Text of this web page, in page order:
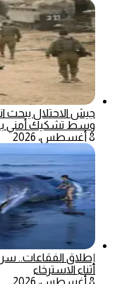
جيش الاحتلال يبحث
وسط تشكيك أمني
8 أغسطس، 2026
إطلاق الفقاعات.. سر
أثناء الاسترخاء